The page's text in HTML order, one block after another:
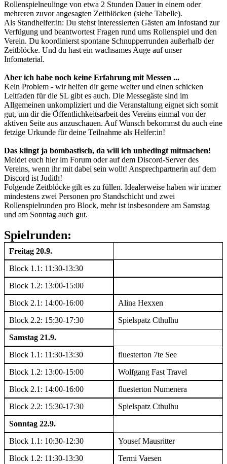
Rollenspielneulinge von etwa 2 Stunden Dauer in einem oder
mehreren zuvor angesagten Zeitblöcken (siehe Tabelle).
Als Standhelfer:in: Du stehst interessierten Gästen am Infostand zur
Verfügung und beantwortest Fragen rund ums Rollenspiel und den
Verein. Du koordinierst spontane Schnupperrunden außerhalb der
Zeitblöcke. Und du hast ein wachsames Auge auf unser
Infomaterial.
Aber ich habe noch keine Erfahrung mit Messen ...
Kein Problem - wir helfen dir gerne weiter und einen schicken
Leitfaden für die SL gibt es auch. Die Messegäste sind im
Allgemeinen unkompliziert und die Veranstaltung eignet sich somit
gut, um dir die Öffentlichkeitsarbeit des Vereins einmal von der
aktiven Seite aus anzuschauen. Auf Wunsch bekommst du auch eine
fetzige Urkunde für deine Teilnahme als Helfer:in!
Das klingt ja bombastisch, da will ich unbedingt mitmachen!
Meldet euch hier im Forum oder auf dem Discord-Server des
Vereins, wenn ihr mit dabei sein wollt! Ansprechpartnerin auf dem
Discord ist Judith!
Folgende Zeitblöcke gilt es zu füllen. Idealerweise haben wir immer
mindestens zwei Personen pro Standschicht und zwei
Rollenspielrunden pro Block, mehr ist insbesondere am Samstag
und am Sonntag auch gut.
Spielrunden:
Freitag 20.9.
Block 1.1: 11:30-13:30
Block 1.2: 13:00-15:00
Block 2.1: 14:00-16:00
Alina Hexxen
Block 2.2: 15:30-17:30
Spielspatz Cthulhu
Samstag 21.9.
Block 1.1: 11:30-13:30
fluesterton 7te See
Block 1.2: 13:00-15:00
Wolfgang Fast Travel
Block 2.1: 14:00-16:00
fluesterton Numenera
Block 2.2: 15:30-17:30
Spielspatz Cthulhu
Sonntag 22.9.
Block 1.1: 10:30-12:30
Yousef Mausritter
Block 1.2: 11:30-13:30
Termi Vaesen